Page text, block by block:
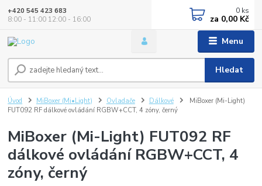
Menu
Hledat
+420 545 423 683
8:00 - 11:00 12:00 - 16:00
0 ks
za 0,00 Kč
Úvod MiBoxer (Mi•Light) Ovladače Dálkové
MiBoxer (Mi-Light)
FUT092 RF dálkové ovládání RGBW+CCT, 4 zóny, černý
MiBoxer (Mi-Light) FUT092 RF
dálkové ovládání RGBW+CCT, 4
zóny, černý